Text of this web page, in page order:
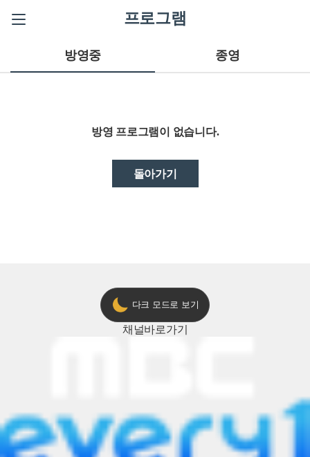
프로그램
방영중 종영
방영 프로그램이 없습니다.
돌아가기
다크 모드로 보기
채널바로가기